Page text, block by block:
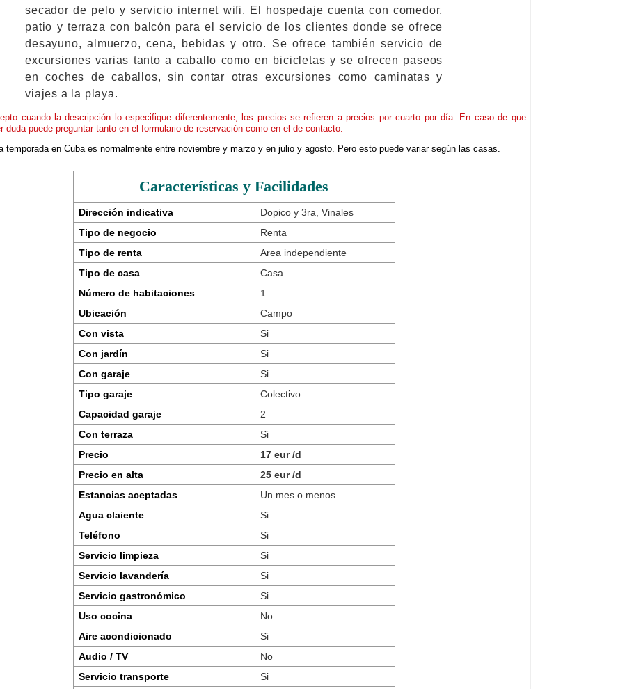
secador de pelo y servicio internet wifi. El hospedaje cuenta con comedor,
patio y terraza con balcón para el servicio de los clientes donde se ofrece
desayuno, almuerzo, cena, bebidas y otro. Se ofrece también servicio de
excursiones varias tanto a caballo como en bicicletas y se ofrecen paseos
en coches de caballos, sin contar otras excursiones como caminatas y
viajes a la playa.
cuando la descripción lo especifique diferentemente, los precios se refieren a precios por cuarto por día. En caso de que
duda puede preguntar tanto en el formulario de reservación como en el de contacto.
temporada en Cuba es normalmente entre noviembre y marzo y en julio y agosto. Pero esto puede variar según las casas.
Características y Facilidades
Dirección indicativa
Dopico y 3ra, Vinales
Tipo de negocio
Renta
Tipo de renta
Area independiente
Tipo de casa
Casa
Número de habitaciones
1
Ubicación
Campo
Con vista
Si
Con jardín
Si
Con garaje
Si
Tipo garaje
Colectivo
Capacidad garaje
2
Con terraza
Si
Precio
17 eur /d
Precio en alta
25 eur /d
Estancias aceptadas
Un mes o menos
Agua claiente
Si
Teléfono
Si
Servicio limpieza
Si
Servicio lavandería
Si
Servicio gastronómico
Si
Uso cocina
No
Aire acondicionado
Si
Audio / TV
No
Servicio transporte
Si